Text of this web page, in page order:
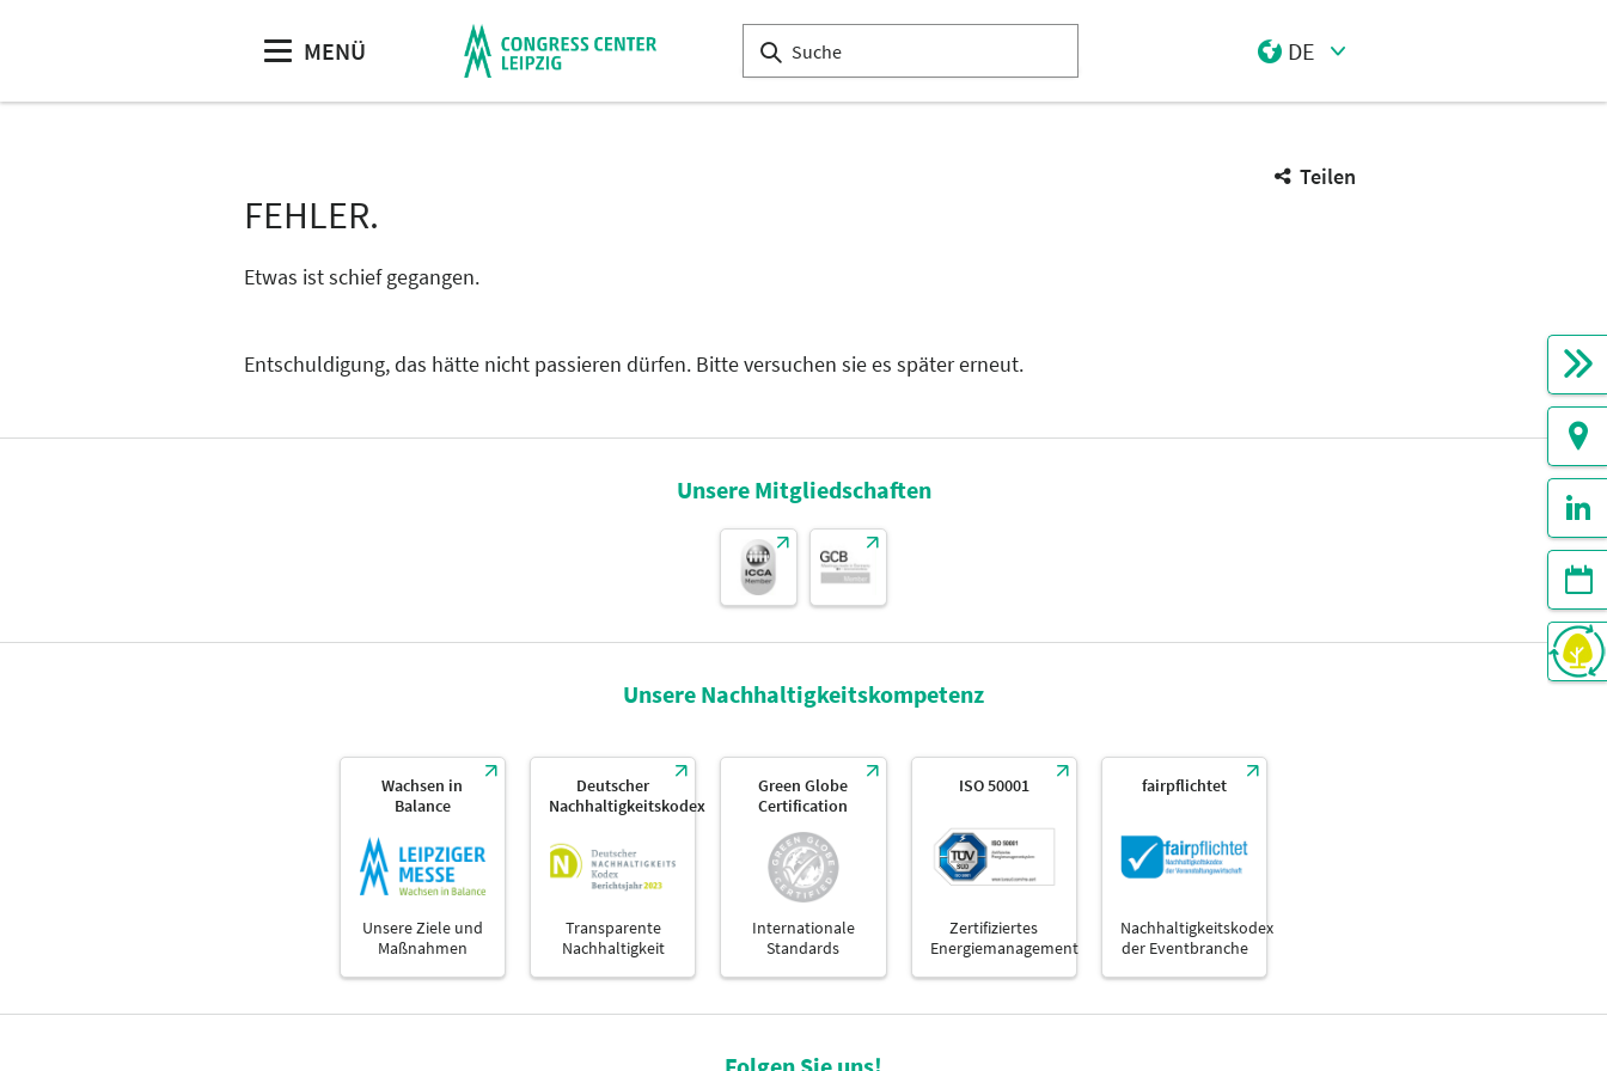
MENÜ
DE
Teilen
FEHLER.
Etwas ist schief gegangen.
Entschuldigung, das hätte nicht passieren dürfen. Bitte versuchen sie es später erneut.
Unsere Mitgliedschaften
Unsere Nachhaltigkeitskompetenz
Wachsen in
Balance
Unsere Ziele und
Maßnahmen
Deutscher
Nachhaltigkeitskodex
Transparente
Nachhaltigkeit
Green Globe
Certification
Internationale
Standards
ISO 50001
Zertifiziertes
Energiemanagement
fairpflichtet
Nachhaltigkeitskodex
der Eventbranche